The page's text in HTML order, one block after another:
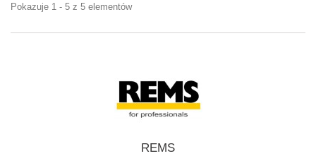
Pokazuje 1 - 5 z 5 elementów
REMS